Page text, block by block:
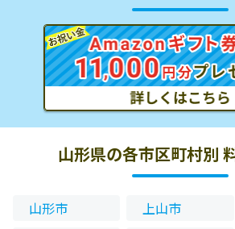
山形県の各市区町村別
山形市 上山市